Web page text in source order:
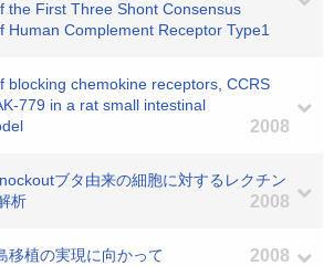
the First Three Shont Consensus
Human Complement Receptor Type1
blocking chemokine receptors, CCRS
779 in a rat small intestinal
2008
ブタ由来の細胞に対するレクチン
析
2008
移植の実現に向かって 2008